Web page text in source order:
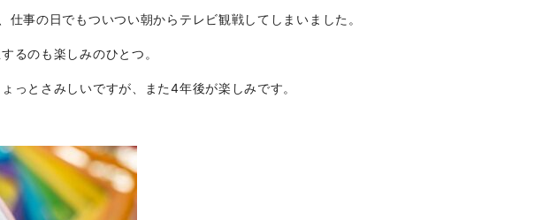
仕事の日でもついつい朝からテレビ観戦してしまいました。
するのも楽しみのひとつ。
っとさみしいですが、また4年後が楽しみです。